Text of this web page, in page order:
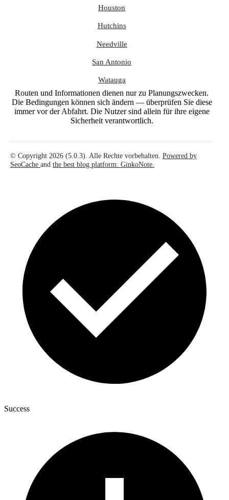
Houston
Hutchins
Needville
San Antonio
Watauga
Routen und Informationen dienen nur zu Planungszwecken.
Die Bedingungen können sich ändern — überprüfen Sie diese
immer vor der Abfahrt. Die Nutzer sind allein für ihre eigene
Sicherheit verantwortlich.
© Copyright 2026 (5.0.3). Alle Rechte vorbehalten. Powered by
SeoCache and the best blog platform: GinkoNote.
Success